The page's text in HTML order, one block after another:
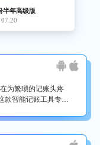
半年高级版
为繁琐的记账头疼
款智能记账工具专为